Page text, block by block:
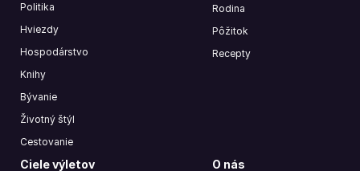
Politika
Hviezdy
Hospodárstvo
Knihy
Bývanie
Životný štýl
Cestovanie
Rodina
Pôžitok
Recepty
Ciele výletov O nás